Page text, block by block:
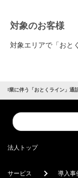
対象のお客様
対象エリアで「おと
作業に伴う「おとくライン」
Conduct
a
法人トップ
サービス 導入事